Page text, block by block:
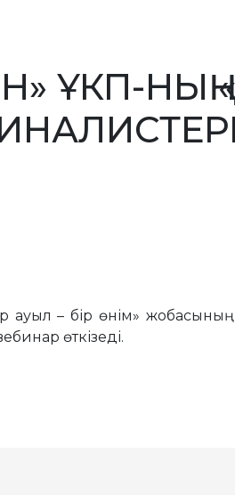
ҰКП-НЫҢ
– бір өнім» жобасының
өткізеді.